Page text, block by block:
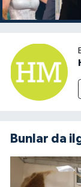
Bunlar da